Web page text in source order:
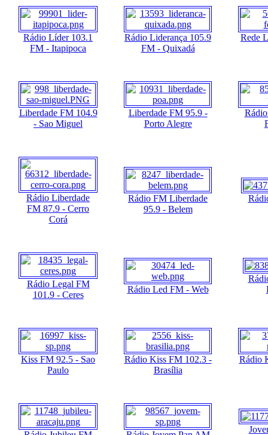
Rádio Líder 103.1
FM - Itapipoca
Rádio Liderança 105.9
FM - Quixadá
Rede
Liberdade FM 104.9
- Sao Miguel
Liberdade FM 95.9 -
Porto Alegre
Rádio Liberdade
FM 87.9 - Cerro
Corá
Rádio FM Liberdade
95.9 - Belem
Rádio Legal FM
101.9 - Ceres
Rádio Led FM - Web
Kiss FM 92.5 - Sao
Paulo
Rádio Kiss FM 102.3 -
Brasília
Rádio